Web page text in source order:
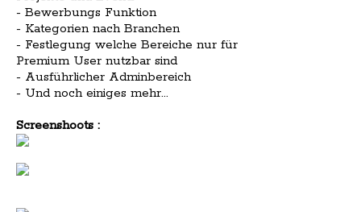
- Bewerbungs Funktion
- Kategorien nach Branchen
- Festlegung welche Bereiche nur für
Premium User nutzbar sind
- Ausführlicher Adminbereich
- Und noch einiges mehr...
Screenshoots :